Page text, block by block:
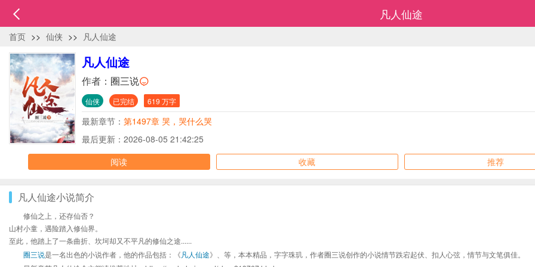
凡人仙途
首页 >> 仙侠 >> 凡人仙途
凡人仙途
作者： 圈三说
仙侠 已完结 619 万字
最新章节： 第1497章 哭，哭什么哭
最后更新：2026-08-05 21:42:25
阅读
收藏 推荐
凡人仙途小说简介
修仙之上，还存仙否？
山村小童，遇险踏入修仙界。
至此，他踏上了一条曲折、坎坷却又不平凡的修仙之途......
圈三说是一名出色的小说作者，他的作品包括：《凡人仙途》、等，本本精品，字字珠玑，作者圈三说创作的小说情节跌宕起伏、扣人心弦，情节与文笔俱佳。